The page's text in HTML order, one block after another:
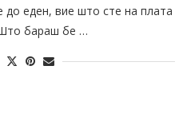
до еден, вие што сте на плата
Што бараш бе …